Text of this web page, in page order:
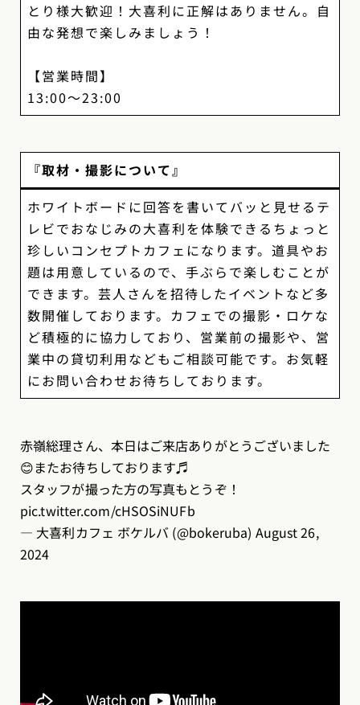
とり様大歓迎！大喜利に正解はありません。自
由な発想で楽しみましょう！
【営業時間】
13:00〜23:00
『取材・撮影について』
ホワイトボードに回答を書いてバッと見せるテ
レビでおなじみの大喜利を体験できるちょっと
珍しいコンセプトカフェになります。道具やお
題は用意しているので、手ぶらで楽しむことが
できます。芸人さんを招待したイベントなど多
数開催しております。カフェでの撮影・ロケな
ど積極的に協力しており、営業前の撮影や、営
業中の貸切利用などもご相談可能です。お気軽
にお問い合わせお待ちしております。
赤嶺総理さん、本日はご来店ありがとうございました
😊またお待ちしております♬
スタッフが撮った方の写真もとうぞ！
pic.twitter.com/cHSOSiNUFb
— 大喜利カフェ ボケルバ (@bokeruba) August 26,
2024